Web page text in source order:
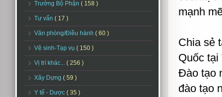
Trưởng Bộ Phận ( 158 )
Tư vấn ( 17 )
Văn phòng/Điều hành ( 60 )
Vệ sinh-Tạp vụ ( 150 )
Vị trí khác... ( 256 )
Xây Dựng ( 59 )
Y tế - Dược ( 35 )
mạnh
Chia sẻ
Quốc
Đào tạo
đào tạo